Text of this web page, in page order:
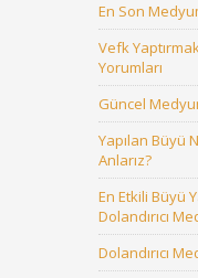
En Son
Vefk
Yorumları
Güncel
Yapılan Büyü
Anlarız?
En Etkili Büyü
Dolandırıcı
Dolandırıcı